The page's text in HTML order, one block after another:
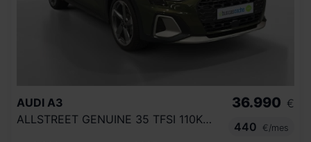
AUDI A3
ALLSTREET GENUINE 35 TFSI 110KW S TRONIC
36.990 €
440
€/mes